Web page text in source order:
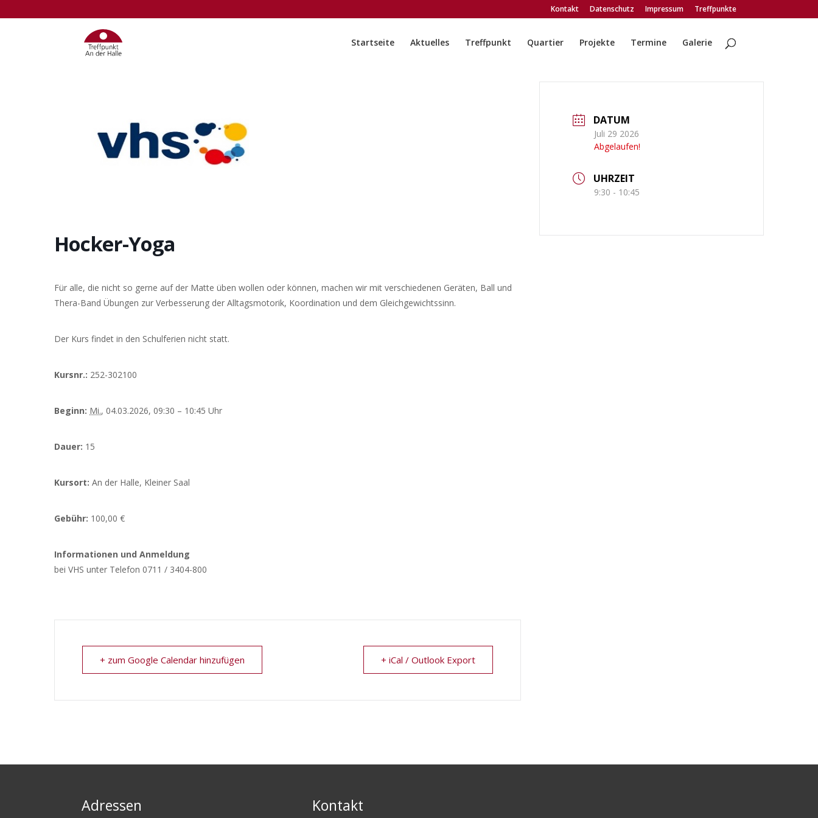
Kontakt Datenschutz Impressum Treffpunkte
Startseite Aktuelles Treffpunkt Quartier Projekte Termine Galerie
Hocker-Yoga
Für alle, die nicht so gerne auf der Matte üben wollen oder können, machen wir mit verschiedenen Geräten, Ball und
Thera-Band Übungen zur Verbesserung der Alltagsmotorik, Koordination und dem Gleichgewichtssinn.
Der Kurs findet in den Schulferien nicht statt.
Kursnr.: 252-302100
Beginn: Mi., 04.03.2026, 09:30 – 10:45 Uhr
Dauer: 15
Kursort: An der Halle, Kleiner Saal
Gebühr: 100,00 €
Informationen und Anmeldung
bei VHS unter Telefon 0711 / 3404-800
+ zum Google Calendar hinzufügen + iCal / Outlook Export
DATUM
Juli 29 2026
Abgelaufen!
UHRZEIT
9:30 - 10:45
Adressen Kontakt